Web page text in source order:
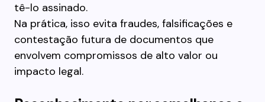
tê-lo assinado.
Na prática, isso evita fraudes, falsificações e
contestação futura de documentos que
envolvem compromissos de alto valor ou
impacto legal.